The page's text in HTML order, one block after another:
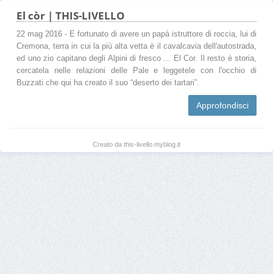
El còr | THIS-LIVELLO
22 mag 2016 - E fortunato di avere un papà istruttore di roccia, lui di
Cremona, terra in cui la più alta vetta è il cavalcavia dell'autostrada,
ed uno zio capitano degli Alpini di fresco ... El Cor. Il resto è storia,
cercatela nelle relazioni delle Pale e leggetele con l'occhio di
Buzzati che qui ha creato il suo “deserto dei tartari”.
Approfondisci
Creato da this-livello.myblog.it